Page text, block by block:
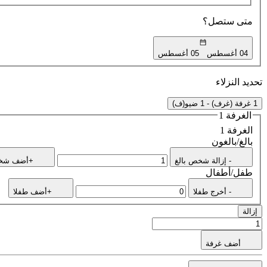
متى ستصل؟
04 أغسطس 05 أغسطس
تحديد النزلاء
1 غرفة (غرف) - 1 ضيو(ف)
الغرفة 1
الغرفة 1
بالغ/بالغون
- إزالة شخص بالغ +أضف
طفل/أطفال
- أخرج طفلا +أضف طفلا
إزالة
أضف غرفة